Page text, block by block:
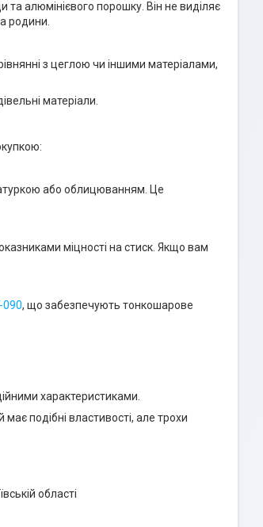
та алюмінієвого порошку. Він не виділяє
родини.
з цеглою чи іншими матеріалами,
матеріали.
або облицюванням. Це
міцності на стиск. Якщо вам
090, що забезпечують тонкошарове
характеристиками.
має подібні властивості, але трохи
області